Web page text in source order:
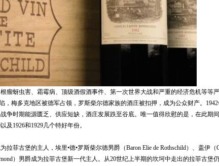
蚜虫害、霜霉病、顶级酒假酒事件、第一次世界大战和严重的经济危机等等
，梅多克地区被德军占领，罗斯柴尔德家族的酒庄被扣押，成为公众财产。
争时期能源匮乏、供应短缺，酒庄发展跌至谷底。唯一值得欣慰的是，在此期
及1926和1929几个特好年份。
古堡的主人，埃里•德•罗斯柴尔德男爵（Baron Elie de Rothschild）、盖伊（
）男爵成为拉菲古堡新一代主人。从20世纪上半期的坎坷中走出的拉菲古堡